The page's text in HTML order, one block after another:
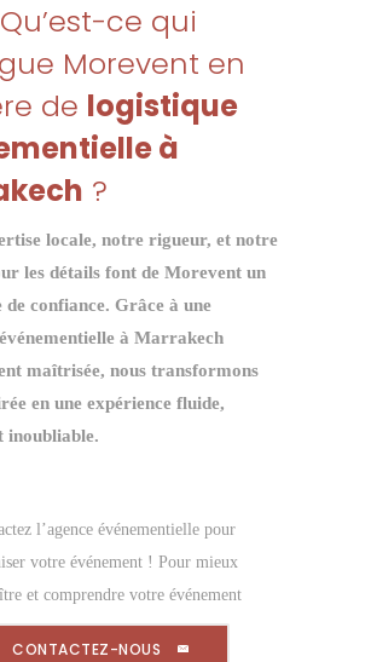
Qu’est-ce qui
Morevent en
de logistique
à
?
locale, notre rigueur, et notre
les détails font de Morevent un
confiance. Grâce à une
à Marrakech
maîtrisée, nous transformons
en une expérience fluide,
inoubliable.
l’agence événementielle pour
votre événement ! Pour mieux
et comprendre votre événement
CONTACTEZ-NOUS